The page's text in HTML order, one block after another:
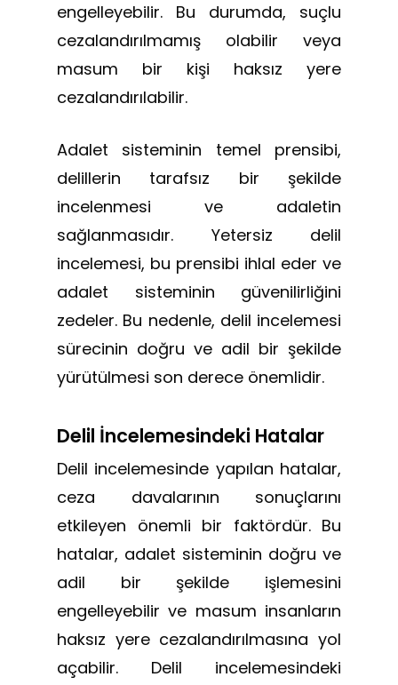
engelleyebilir. Bu durumda, suçlu
cezalandırılmamış olabilir veya
masum bir kişi haksız yere
cezalandırılabilir.
Adalet sisteminin temel prensibi,
delillerin tarafsız bir şekilde
incelenmesi ve adaletin
sağlanmasıdır. Yetersiz delil
incelemesi, bu prensibi ihlal eder ve
adalet sisteminin güvenilirliğini
zedeler. Bu nedenle, delil incelemesi
sürecinin doğru ve adil bir şekilde
yürütülmesi son derece önemlidir.
Delil İncelemesindeki Hatalar
Delil incelemesinde yapılan hatalar,
ceza davalarının sonuçlarını
etkileyen önemli bir faktördür. Bu
hatalar, adalet sisteminin doğru ve
adil bir şekilde işlemesini
engelleyebilir ve masum insanların
haksız yere cezalandırılmasına yol
açabilir. Delil incelemesindeki